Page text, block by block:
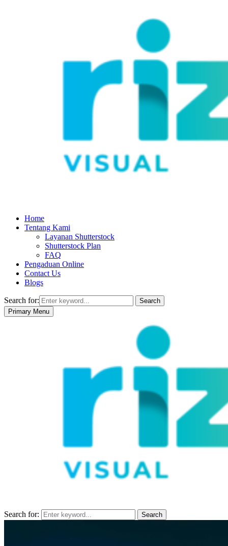
Home
Tentang Kami
Layanan Shutterstock
Shutterstock Plan
FAQ
Pengaduan Online
Contact Us
Blogs
Search for:
Search
Primary Menu
Search for: Search